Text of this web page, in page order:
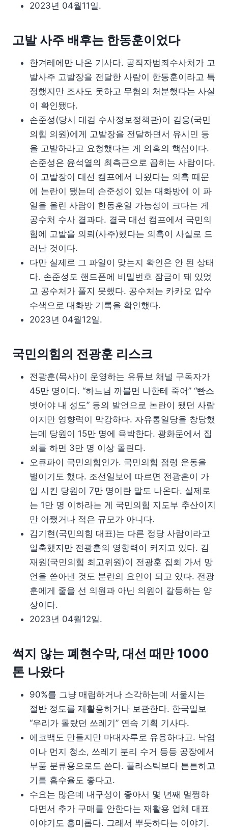
2023년 04월11일.
고발 사주 배후는 한동훈이었다
한겨레에만 나온 기사다. 공직자범죄수사처가 고
발사주 고발장을 전달한 사람이 한동훈이라고 특
정했지만 조사도 못하고 무혐의 처분했다는 사실
이 확인됐다.
손준성(당시 대검 수사정보정책관)이 김웅(국민
의힘 의원)에게 고발장을 전달하면서 유시민 등
을 고발하라고 요청했다는 게 의혹의 핵심이다.
손준성은 윤석열의 최측근으로 꼽히는 사람이다.
이 고발장이 대선 캠프에서 나왔다는 의혹 때문
에 논란이 됐는데 손준성이 있는 대화방에 이 파
일을 올린 사람이 한동훈일 가능성이 크다는 게
공수처 수사 결과다. 결국 대선 캠프에서 국민의
힘에 고발을 의뢰(사주)했다는 의혹이 사실로 드
러난 것이다.
다만 실제로 그 파일이 맞는지 확인은 안 된 상태
다. 손준성도 핸드폰에 비밀번호 잠금이 돼 있었
고 공수처가 풀지 못했다. 공수처는 카카오 압수
수색으로 대화방 기록을 확인했다.
2023년 04월12일.
국민의힘의 전광훈 리스크
전광훈(목사)이 운영하는 유튜브 채널 구독자가
45만 명이다. “하느님 까불면 나한테 죽어” “빤스
벗어야 내 성도” 등의 발언으로 논란이 됐던 사람
이지만 영향력이 막강하다. 자유통일당을 창당했
는데 당원이 15만 명에 육박한다. 광화문에서 집
회를 하면 3만 명 이상 몰린다.
오큐파이 국민의힘인가. 국민의힘 점령 운동을
벌이기도 했다. 조선일보에 따르면 전광훈이 가
입 시킨 당원이 7만 명이란 말도 나온다. 실제로
는 1만 명 이하라는 게 국민의힘 지도부 추산이지
만 어쨌거나 적은 규모가 아니다.
김기현(국민의힘 대표)는 다른 정당 사람이라고
일축했지만 전광훈의 영향력이 커지고 있다. 김
재원(국민의힘 최고위원)이 전광훈 집회 가서 망
언을 쏟아낸 것도 분란의 요인이 되고 있다. 전광
훈에게 줄을 선 의원과 아닌 의원이 갈등하는 양
상이다.
2023년 04월12일.
썩지 않는 폐현수막, 대선 때만 1000
톤 나왔다
90%를 그냥 매립하거나 소각하는데 서울시는
절반 정도를 재활용하거나 보관한다. 한국일보
“우리가 몰랐던 쓰레기” 연속 기획 기사다.
에코백도 만들지만 마대자루로 유용하다고. 낙엽
이나 먼지 청소, 쓰레기 분리 수거 등등 공장에서
부품 분류용으로도 쓴다. 플라스틱보다 튼튼하고
기름 흡수율도 좋다고.
수요는 많은데 내구성이 좋아서 몇 년째 멀쩡하
다면서 추가 구매를 안한다는 재활용 업체 대표
이야기도 흥미롭다. 그래서 뿌듯하다는 이야기.